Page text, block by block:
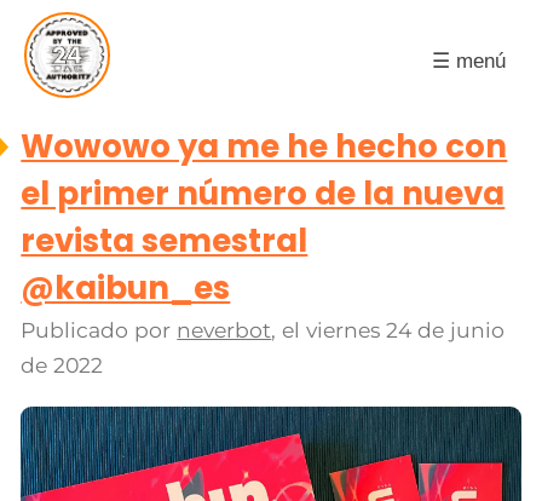
☰ menú
Wowowo ya me he hecho con
el primer número de la nueva
revista semestral
@kaibun_es
Publicado por neverbot, elviernes 24 de junio
de 2022